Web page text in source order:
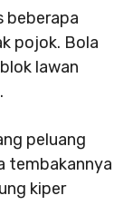
beberapa
pojok. Bola
lawan
peluang
tembakannya
kiper